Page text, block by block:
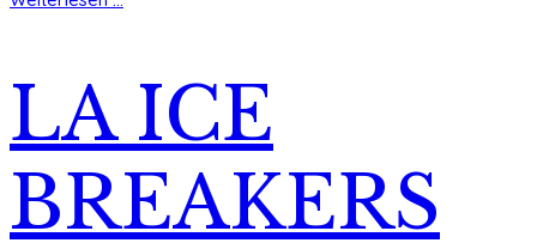
LA ICE
BREAKERS